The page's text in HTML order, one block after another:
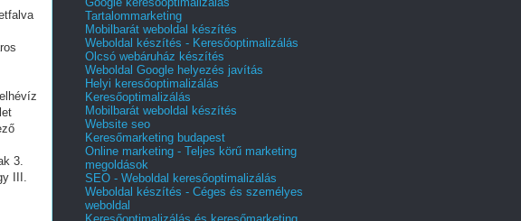
3.
III.
Tartalommarketing
Mobilbarát weboldal készítés
Weboldal készítés - Keresőoptimalizálás
Olcsó webáruház készítés
Weboldal Google helyezés javítás
Helyi keresőoptimalizálás
Keresőoptimalizálás
Mobilbarát weboldal készítés
Website seo
Keresőmarketing budapest
Online marketing - Teljes körű marketing
megoldások
SEO - Weboldal keresőoptimalizálás
Weboldal készítés - Céges és személyes
weboldal
Keresőoptimalizálás és keresőmarketing